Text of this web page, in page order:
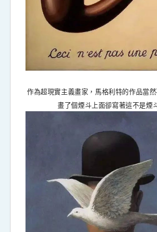
作為超現實主義畫家，馬格利特的作品當然
畫了個煙斗上面卻寫著這不是煙